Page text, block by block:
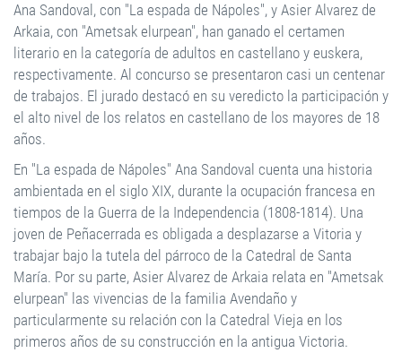
Ana Sandoval, con "La espada de Nápoles", y Asier Alvarez de
Arkaia, con "Ametsak elurpean", han ganado el certamen
literario en la categoría de adultos en castellano y euskera,
respectivamente. Al concurso se presentaron casi un centenar
de trabajos. El jurado destacó en su veredicto la participación y
el alto nivel de los relatos en castellano de los mayores de 18
años.
En "La espada de Nápoles" Ana Sandoval cuenta una historia
ambientada en el siglo XIX, durante la ocupación francesa en
tiempos de la Guerra de la Independencia (1808-1814). Una
joven de Peñacerrada es obligada a desplazarse a Vitoria y
trabajar bajo la tutela del párroco de la Catedral de Santa
María. Por su parte, Asier Alvarez de Arkaia relata en "Ametsak
elurpean" las vivencias de la familia Avendaño y
particularmente su relación con la Catedral Vieja en los
primeros años de su construcción en la antigua Victoria.